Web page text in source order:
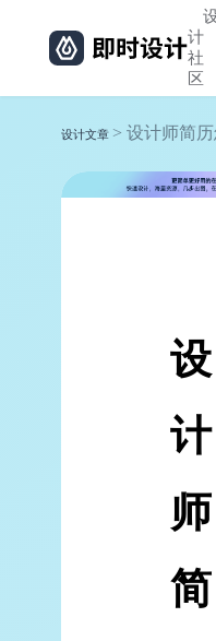
计
社
区
设计文章 > 设计师简
设
计
师
简